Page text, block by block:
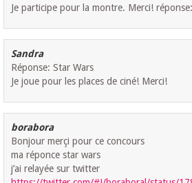
Je participe pour la montre. Merci!
Sandra
Réponse: Star Wars
Je joue pour les places de ciné! Merci!
borabora
Bonjour merçi pour ce concours
ma réponce star wars
j’ai relayée sur twitter